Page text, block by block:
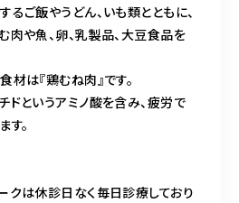
ご飯やうどん、いも類とともに、
肉や魚、卵、乳製品、大豆食品を
は『鶏むね肉』です。
というアミノ酸を含み、疲労で
。
クは休診日なく毎日診療しており